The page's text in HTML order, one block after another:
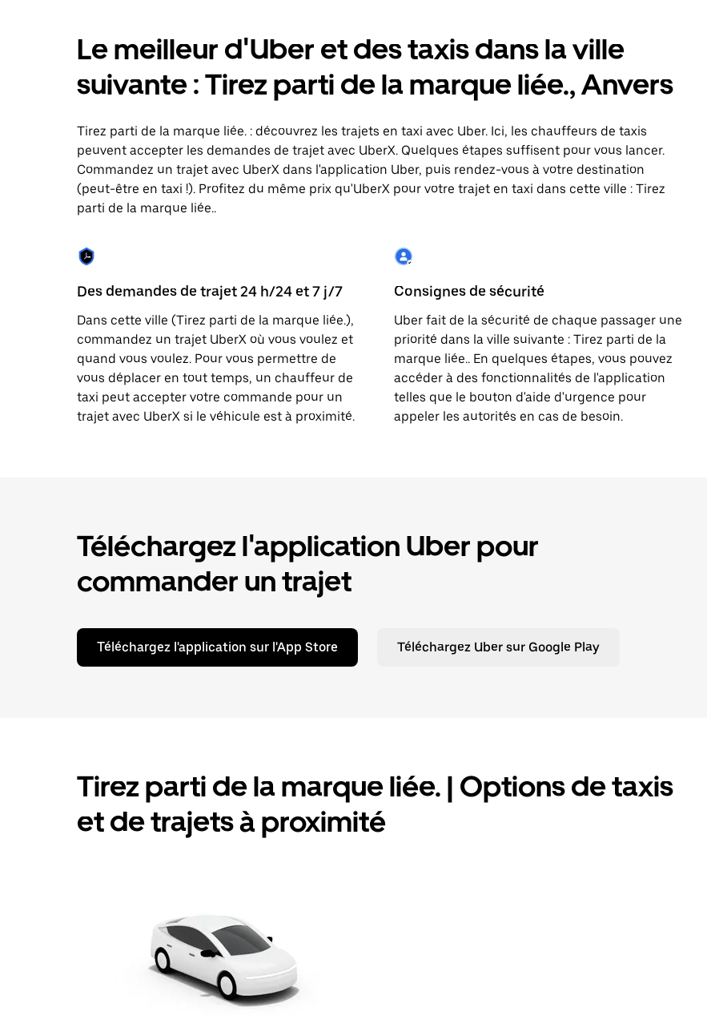
ouvrir
le
calendrier
et
date.
Appuyez
sur
la
touche
Échap
pour
le
calendrier.
Le meilleur d'Uber et des taxis dans la ville
suivante : Tirez parti de la marque liée., Anvers
Tirez parti de la marque liée. : découvrez les trajets en taxi avec Uber. Ici, les chauffeurs de taxis
peuvent accepter les demandes de trajet avec UberX. Quelques étapes suffisent pour vous lancer.
Commandez un trajet avec UberX dans l'application Uber, puis rendez-vous à votre destination
(peut-être en taxi !). Profitez du même prix qu'UberX pour votre trajet en taxi dans cette ville : Tirez
parti de la marque liée..
Des demandes de trajet 24 h/24 et 7 j/7
Dans cette ville (Tirez parti de la marque liée.),
commandez un trajet UberX où vous voulez et
quand vous voulez. Pour vous permettre de
vous déplacer en tout temps, un chauffeur de
taxi peut accepter votre commande pour un
trajet avec UberX si le véhicule est à proximité.
Consignes de sécurité
Uber fait de la sécurité de chaque passager une
priorité dans la ville suivante : Tirez parti de la
marque liée.. En quelques étapes, vous pouvez
accéder à des fonctionnalités de l'application
telles que le bouton d'aide d'urgence pour
appeler les autorités en cas de besoin.
Téléchargez l'application Uber pour
commander un trajet
Téléchargez l'application sur l'App Store Téléchargez Uber sur Google Play
Tirez parti de la marque liée. | Options de taxis
et de trajets à proximité